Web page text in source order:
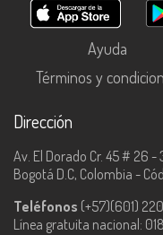
Ayuda
Términos y
Dirección
Av. El Dorado Cr. 45 # 26 -
Bogotá D.C, Colombia -
Teléfonos (+57)(601)
Línea gratuita nacional: